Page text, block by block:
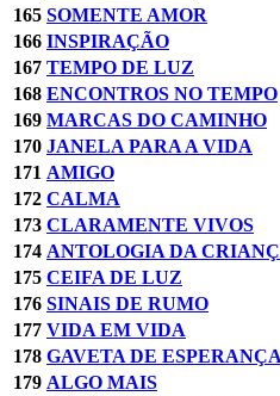
165 SOMENTE AMOR
166 INSPIRAÇÃO
167 TEMPO DE LUZ
168 ENCONTROS NO TEMPO
169 MARCAS DO CAMINHO
170 JANELA PARA A VIDA
171 AMIGO
172 CALMA
173 CLARAMENTE VIVOS
174 ANTOLOGIA DA
175 CEIFA DE LUZ
176 SINAIS DE RUMO
177 VIDA EM VIDA
178 GAVETA DE ESPERANÇA
179 ALGO MAIS